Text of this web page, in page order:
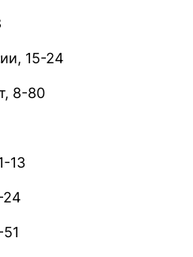
15-24
8-80
13
24